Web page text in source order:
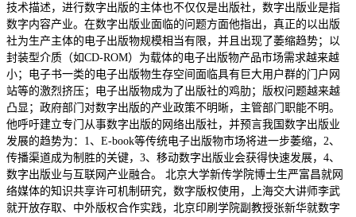
技术描述，进行数字出版的主体也不仅仅是出版社，数字出版业是指
数字内容产业。在数字出版业面临的问题方面他指出，真正的以出版
社为生产主体的电子出版物规模相当有限，并且出现了萎缩趋势；以
封装型介质（如CD-ROM）为载体的电子出版物产品市场需求越来越
小；电子书一类的电子出版物生存空间面临具有巨大用户群的门户网
站等的激烈挤压；电子出版物成为了出版社的鸡肋；版权问题越来越
凸显；政府部门对数字出版的产业政策不明晰，主管部门职能不明。
他呼吁建立专门从事数字出版的网络出版社，并预言我国数字出版业
发展的趋势为：1、E-book等传统电子出版物市场将进一步萎缩，2、
传播渠道成为制胜的关键，3、移动数字出版业会获得快速发展，4、
数字出版业与互联网产业融合。 北京大学新传学院博士生严富昌就网
络媒体的知识共享许可机制研究，数字版权使用，上海交大讲师李武
就开放存取、中外版权合作实践，北京印刷学院副教授张新华就数字